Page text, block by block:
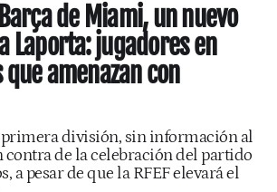
de Miami, un nuevo
Laporta: jugadores en
amenazan con
primera división, sin información al
contra de la celebración del partido
a pesar de que la RFEF elevará el